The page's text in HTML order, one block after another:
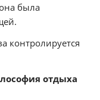
была
контролируется
отдыха